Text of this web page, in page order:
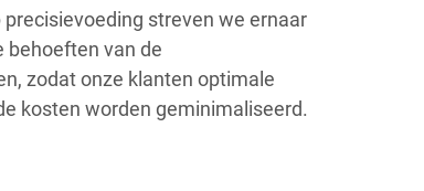
streven we ernaar
behoeften van de
zodat onze klanten optimale
kosten worden geminimaliseerd.